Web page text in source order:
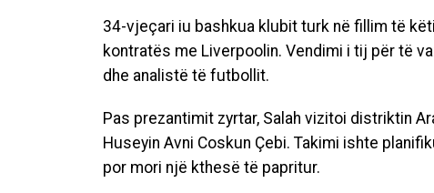
34-vjeçari iu bashkua klubit turk në fillim të
kontratës me Liverpoolin. Vendimi i tij për të
dhe analistë të futbollit.
Pas prezantimit zyrtar, Salah vizitoi distriktin
Huseyin Avni Coskun Çebi. Takimi ishte
por mori një kthesë të papritur.